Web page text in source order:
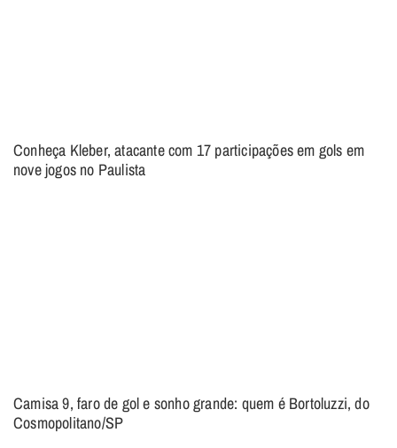
Conheça Kleber, atacante com 17 participações em gols em
nove jogos no Paulista
Camisa 9, faro de gol e sonho grande: quem é Bortoluzzi, do
Cosmopolitano/SP